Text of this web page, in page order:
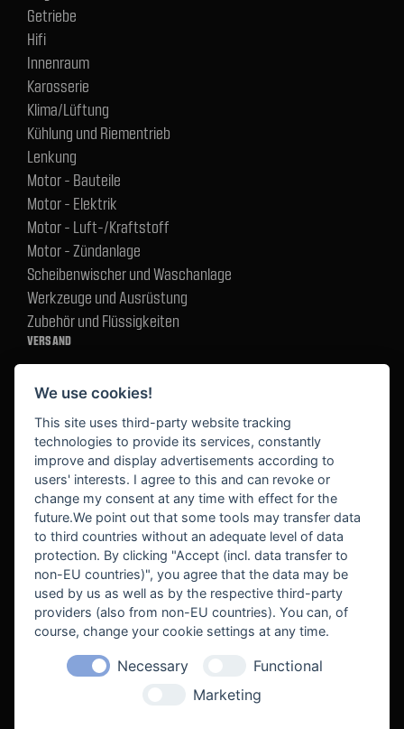
Getriebe
Hifi
Innenraum
Karosserie
Klima/Lüftung
Kühlung und Riementrieb
Lenkung
Motor - Bauteile
Motor - Elektrik
Motor - Luft-/Kraftstoff
Motor - Zündanlage
Scheibenwischer und Waschanlage
Werkzeuge und Ausrüstung
Zubehör und Flüssigkeiten
VERSAND
BEKANNT AUS
We use cookies!
This site uses third-party website tracking
technologies to provide its services, constantly
improve and display advertisements according to
users' interests. I agree to this and can revoke or
change my consent at any time with effect for the
future.We point out that some tools may transfer data
to third countries without an adequate level of data
protection. By clicking "Accept (incl. data transfer to
non-EU countries)", you agree that the data may be
used by us as well as by the respective third-party
providers (also from non-EU countries). You can, of
course, change your cookie settings at any time.
Necessary
Functional
Marketing